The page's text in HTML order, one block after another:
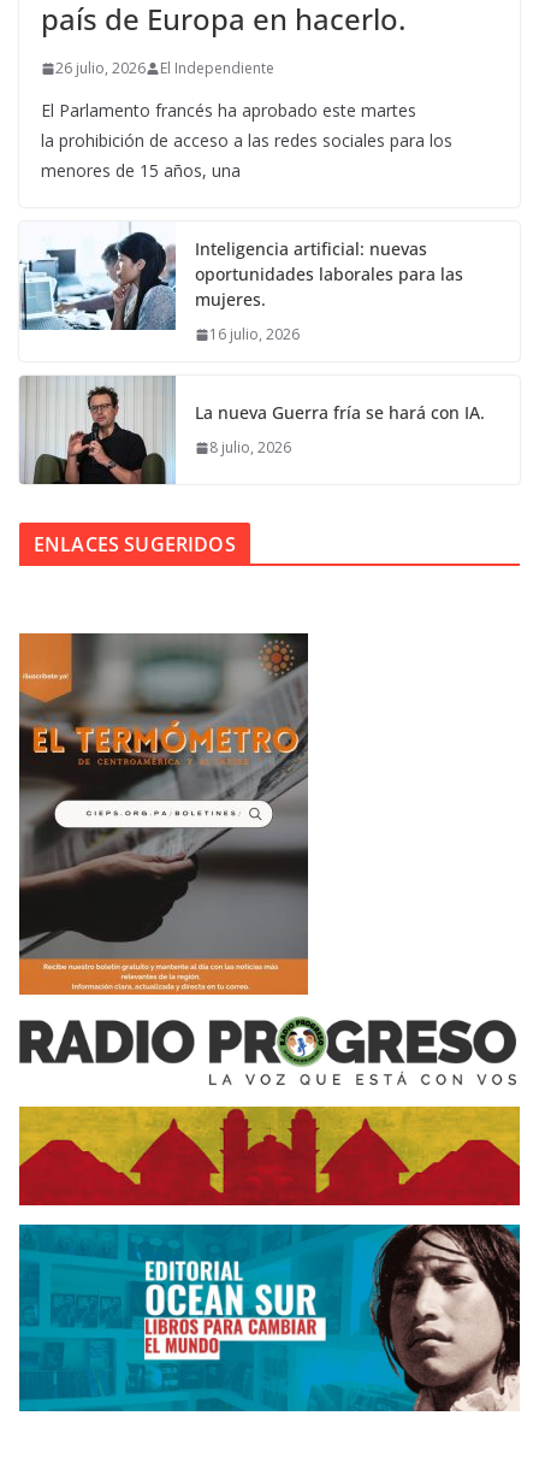
país de Europa en hacerlo.
26 julio, 2026 El Independiente
El Parlamento francés ha aprobado este martes
la prohibición de acceso a las redes sociales para los
menores de 15 años, una
Inteligencia artificial: nuevas
oportunidades laborales para las
mujeres.
16 julio, 2026
La nueva Guerra fría se hará con IA.
8 julio, 2026
ENLACES SUGERIDOS